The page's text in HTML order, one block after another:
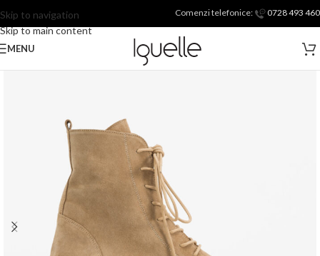
Skip to navigation
Skip to main content
Comenzi telefonice: 0728 493 460
MENU